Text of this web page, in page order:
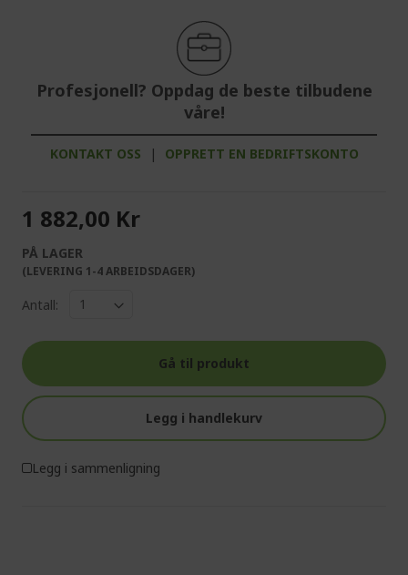
Profesjonell? Oppdag de beste tilbudene
våre!
KONTAKT OSS | OPPRETT EN BEDRIFTSKONTO
1 882,00 Kr
PÅ LAGER
(LEVERING 1-4 ARBEIDSDAGER)
Antall:
Gå til produkt
Legg i handlekurv
Legg i sammenligning